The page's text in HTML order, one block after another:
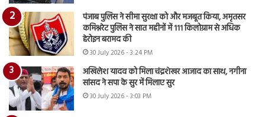
पंजाब पुलिस ने सीमा सुरक्षा को और मजबूत किया, अमृतसर
कमिश्नरेट पुलिस ने सात महीनों में 111 किलोग्राम से अधिक
हेरोइन बरामद की
30 July 2026 - 3:24 PM
अखिलेश यादव को मिला चंद्रशेखर आजाद का साथ, नगीना
सांसद ने सपा के सुर में मिलाए सुर
30 July 2026 - 3:03 PM